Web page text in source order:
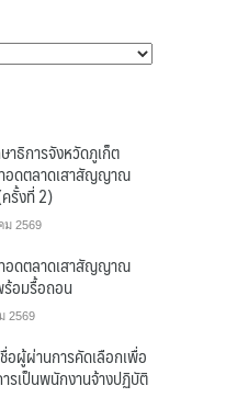
าธิการจังหวัดภูเก็ต
อดตลาดเสาสัญญาณ
รั้งที่ 2)
ม 2569
อดตลาดเสาสัญญาณ
อมรื้อถอน
2569
อผู้ผ่านการคัดเลือกเพื่อ
รเป็นพนักงานจ้างปฏิบัติ